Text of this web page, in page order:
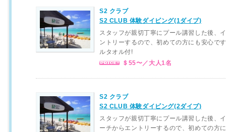
S2 クラブ
S2 CLUB 体験ダイビング(1ダイブ)
スタッフが親切丁寧にプール講習した後、
ントリーするので、初めての方にも安心で
ルタオル付!
＄55〜／大人1名
S2 クラブ
S2 CLUB 体験ダイビング(2ダイブ)
スタッフが親切丁寧にプール講習した後、
ーチからエントリーするので、初めての方